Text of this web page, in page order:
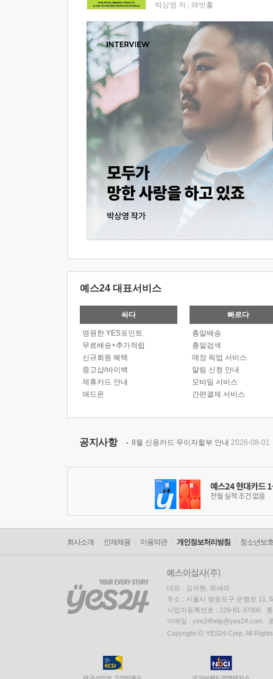
박상영 저 래빗홀
예스24 대표서비스
싸다
영원한 YES포인트
무료배송+추가적립
신규회원 혜택
중고샵/바이백
제휴카드 안내
애드온
빠르다
총알배송
총알검색
매장 픽업 서비스
알림 신청 안내
모바일 서비스
간편결제 서비스
공지사항 8월 신용카드 무이자할부 안내 2026-08-01
회사소개 인재채용 이용약관 개인정보처리방침 청소년보
대표 : 김석환, 최세라
주소 : 서울시 영등포구 은행로 11,
사업자등록번호 : 229-81-37000
이메일 : yes24help@yes24.com
Copyright ⓒ YES24 Corp. All